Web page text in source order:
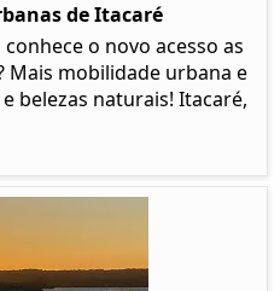
de Itacaré
o novo acesso as
Mais mobilidade urbana e
belezas naturais! Itacaré,